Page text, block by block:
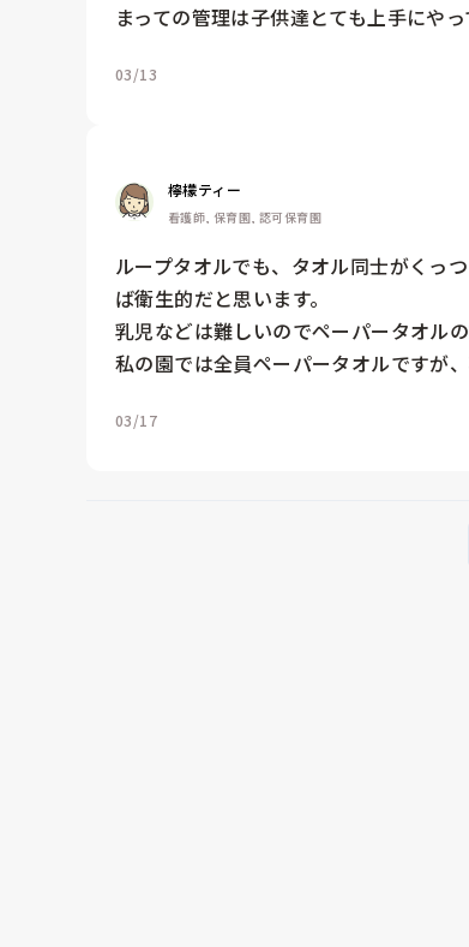
まっての管理は子供達とても上手にや
03/13
檸檬ティー
看護師, 保育園, 認可保育園
ループタオルでも、タオル同士がくっ
ば衛生的だと思います。
乳児などは難しいのでペーパータオル
私の園では全員ペーパータオルですが
03/17